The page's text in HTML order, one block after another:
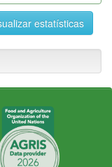
estatísticas